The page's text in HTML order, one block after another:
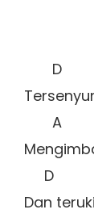
D
A
D
Dan